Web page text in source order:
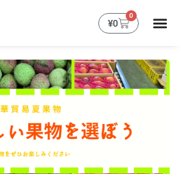
¥0
0
購
物